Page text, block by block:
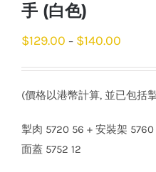
手 (白色)
$129.00 – $140.00
(價格以港幣計算, 並已包括
掣肉 5720 56 + 安裝架
面蓋 5752 12